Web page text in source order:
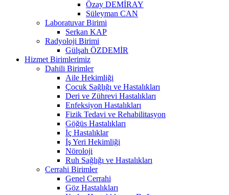
Özay DEMİRAY
Süleyman CAN
Laboratuvar Birimi
Serkan KAP
Radyoloji Birimi
Gülşah ÖZDEMİR
Hizmet Birimlerimiz
Dahili Birimler
Aile Hekimliği
Çocuk Sağlığı ve Hastalıkları
Deri ve Zührevi Hastalıkları
Enfeksiyon Hastalıkları
Fizik Tedavi ve Rehabilitasyon
Göğüs Hastalıkları
İç Hastalıklar
İş Yeri Hekimliği
Nöroloji
Ruh Sağlığı ve Hastalıkları
Cerrahi Birimler
Genel Cerrahi
Göz Hastalıkları